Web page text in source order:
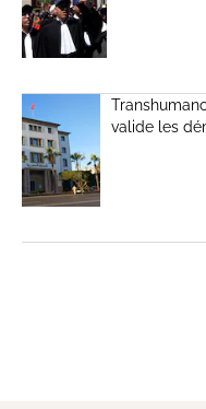
valide les